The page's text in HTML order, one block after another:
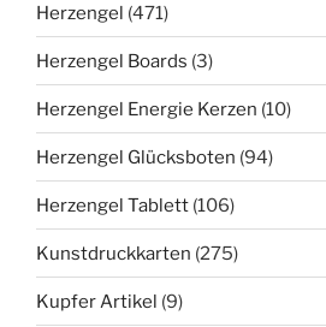
Herzengel (471)
Herzengel Boards (3)
Herzengel Energie Kerzen (10)
Herzengel Glücksboten (94)
Herzengel Tablett (106)
Kunstdruckkarten (275)
Kupfer Artikel (9)